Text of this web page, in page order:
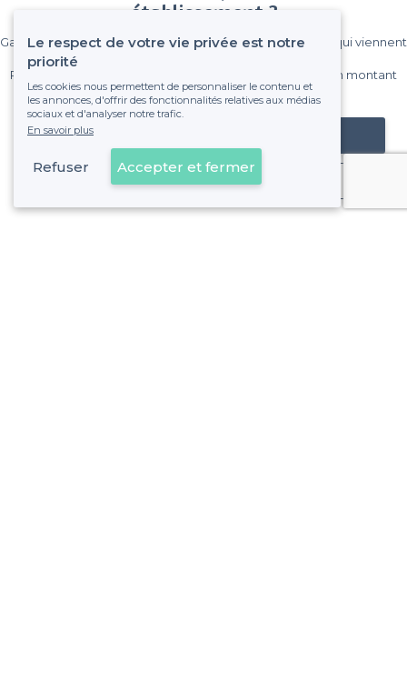
établissement ?
Gagnez de nombreux clients parmi le million de visiteurs qui viennent
Pas de commissions et sans engagement, vous payez un montant
fixe sans risque de voir déraper la facture.
Référencer mon établissement
Déjà client
Le respect de votre vie privée est notre
priorité
Les cookies nous permettent de personnaliser le contenu et
les annonces, d'offrir des fonctionnalités relatives aux médias
sociaux et d'analyser notre trafic.
En savoir plus
Refuser Accepter et fermer